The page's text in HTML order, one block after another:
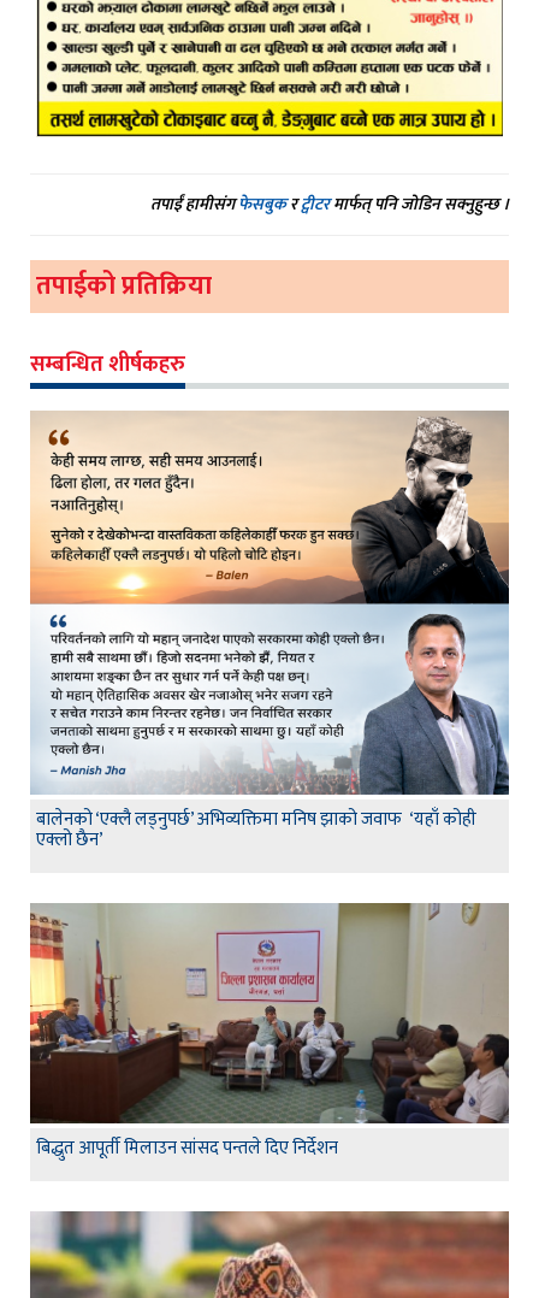
तपाईं हामीसंगफेसबुकरट्वीटरमार्फत् पनि जोडिन सक्नुहुन्छ ।
तपाईको प्रतिक्रिया
सम्बन्धित शीर्षकहरु
बालेनको ‘एक्लै लड्नुपर्छ’ अभिव्यक्तिमा मनिष झाको जवाफ ‘यहाँ कोही
एक्लो छैन’
बिद्धुत आपूर्ती मिलाउन सांसद पन्तले दिए निर्देशन